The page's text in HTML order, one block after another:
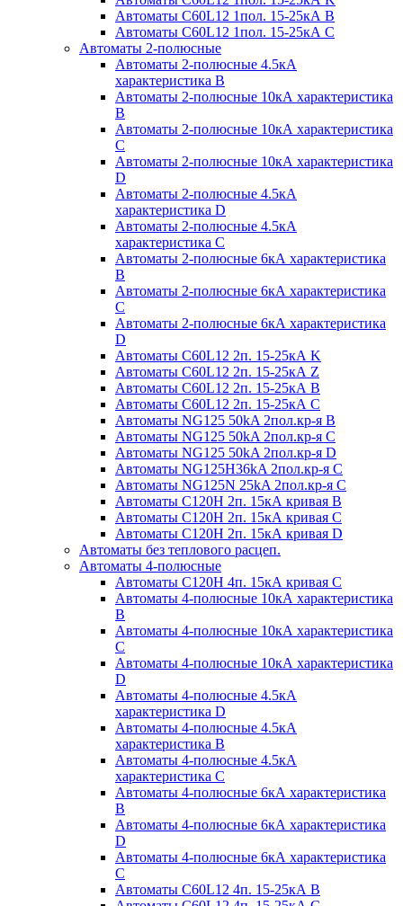
Автоматы С60L12 1пол. 15-25кА В
Автоматы С60L12 1пол. 15-25кА С
Автоматы 2-полюсные
Автоматы 2-полюсные 4.5кА
характеристика В
Автоматы 2-полюсные 10кА характеристика
B
Автоматы 2-полюсные 10кА характеристика
C
Автоматы 2-полюсные 10кА характеристика
D
Автоматы 2-полюсные 4.5кА
характеристика D
Автоматы 2-полюсные 4.5кА
характеристика С
Автоматы 2-полюсные 6кА характеристика
B
Автоматы 2-полюсные 6кА характеристика
C
Автоматы 2-полюсные 6кА характеристика
D
Автоматы C60L12 2п. 15-25кА K
Автоматы C60L12 2п. 15-25кА Z
Автоматы C60L12 2п. 15-25кА B
Автоматы C60L12 2п. 15-25кА C
Автоматы NG125 50kA 2пол.кр-я B
Автоматы NG125 50kA 2пол.кр-я C
Автоматы NG125 50kA 2пол.кр-я D
Автоматы NG125H36kA 2пол.кр-я C
Автоматы NG125N 25kA 2пол.кр-я C
Автоматы С120H 2п. 15кА кривая B
Автоматы С120H 2п. 15кА кривая C
Автоматы С120H 2п. 15кА кривая D
Автоматы без теплового расцеп.
Автоматы 4-полюсные
Автоматы С120H 4п. 15кА кривая C
Автоматы 4-полюсные 10кА характеристика
B
Автоматы 4-полюсные 10кА характеристика
C
Автоматы 4-полюсные 10кА характеристика
D
Автоматы 4-полюсные 4.5кА
характеристика D
Автоматы 4-полюсные 4.5кА
характеристика В
Автоматы 4-полюсные 4.5кА
характеристика С
Автоматы 4-полюсные 6кА характеристика
B
Автоматы 4-полюсные 6кА характеристика
D
Автоматы 4-полюсные 6кА характеристика
С
Автоматы C60L12 4п. 15-25кА B